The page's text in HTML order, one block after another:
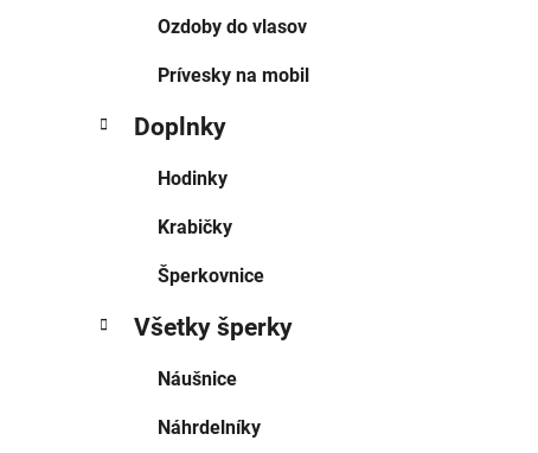
Ozdoby do vlasov
Prívesky na mobil
Doplnky
Hodinky
Krabičky
Šperkovnice
Všetky šperky
Náušnice
Náhrdelníky